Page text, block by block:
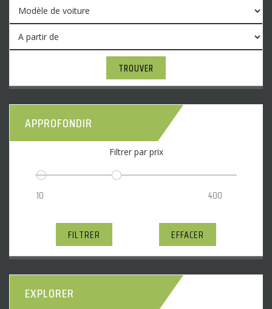
TROUVER
APPROFONDIR
Filtrer par prix
FILTRER EFFACER
EXPLORER